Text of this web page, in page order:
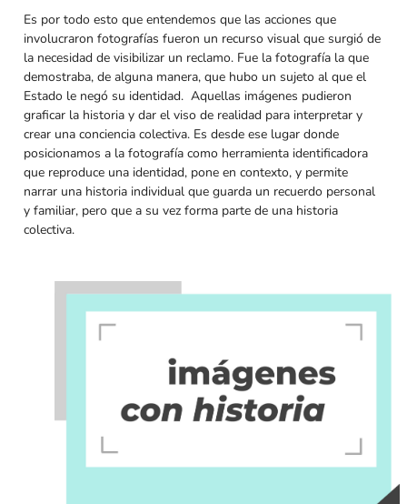
Es por todo esto que entendemos que las acciones que
involucraron fotografías fueron un recurso visual que surgió de
la necesidad de visibilizar un reclamo. Fue la fotografía la que
demostraba, de alguna manera, que hubo un sujeto al que el
Estado le negó su identidad. Aquellas imágenes pudieron
graficar la historia y dar el viso de realidad para interpretar y
crear una conciencia colectiva. Es desde ese lugar donde
posicionamos a la fotografía como herramienta identificadora
que reproduce una identidad, pone en contexto, y permite
narrar una historia individual que guarda un recuerdo personal
y familiar, pero que a su vez forma parte de una historia
colectiva.